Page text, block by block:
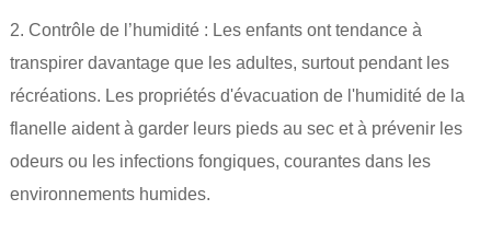
2. Contrôle de l’humidité : Les enfants ont tendance à
transpirer davantage que les adultes, surtout pendant les
récréations. Les propriétés d'évacuation de l'humidité de la
flanelle aident à garder leurs pieds au sec et à prévenir les
odeurs ou les infections fongiques, courantes dans les
environnements humides.